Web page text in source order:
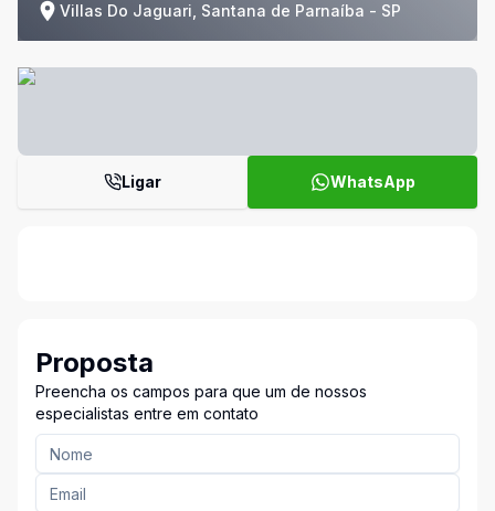
Villas Do Jaguari, Santana de Parnaíba - SP
Ligar WhatsApp
Proposta
Preencha os campos para que um de nossos
especialistas entre em contato